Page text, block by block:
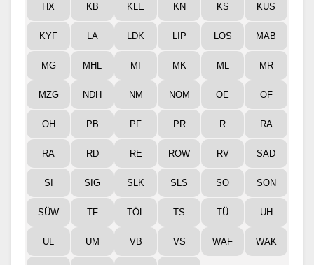
HX KB KLE KN KS KUS
KYF LA LDK LIP LOS MAB
MG MHL MI MK ML MR
MZG NDH NM NOM OE OF
OH PB PF PR R RA
RA RD RE ROW RV SAD
SI SIG SLK SLS SO SON
SÜW TF TÖL TS TÜ UH
UL UM VB VS WAF WAK